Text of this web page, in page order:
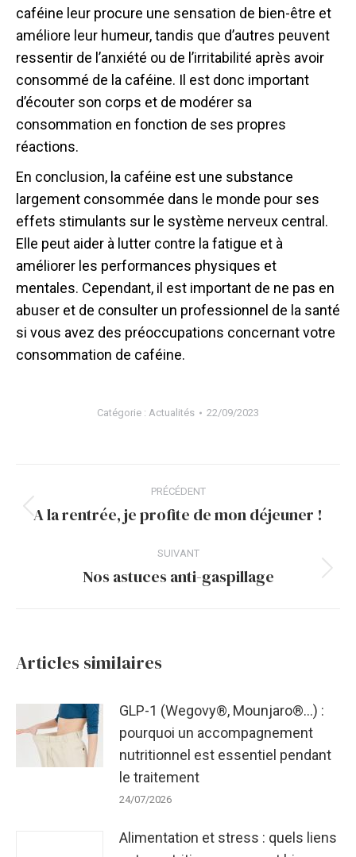
caféine leur procure une sensation de bien-être et
améliore leur humeur, tandis que d’autres peuvent
ressentir de l’anxiété ou de l’irritabilité après avoir
consommé de la caféine. Il est donc important
d’écouter son corps et de modérer sa
consommation en fonction de ses propres
réactions.
En conclusion, la caféine est une substance
largement consommée dans le monde pour ses
effets stimulants sur le système nerveux central.
Elle peut aider à lutter contre la fatigue et à
améliorer les performances physiques et
mentales. Cependant, il est important de ne pas en
abuser et de consulter un professionnel de la santé
si vous avez des préoccupations concernant votre
consommation de caféine.
Catégorie : Actualités 22/09/2023
article
PRÉCÉDENT
Article
:
A la rentrée, je profite de mon déjeuner !
SUIVANT
Article
Nos astuces anti-gaspillage
Articles similaires
GLP-1 (Wegovy®, Mounjaro®…) :
pourquoi un accompagnement
nutritionnel est essentiel pendant
le traitement
24/07/2026
Alimentation et stress : quels liens